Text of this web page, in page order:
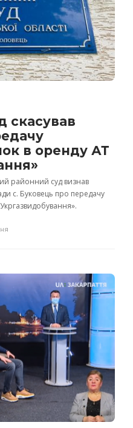
скасував
в оренду АТ
районний суд визнав
с. Буковець про передачу